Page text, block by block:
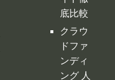
トラン
クラウ
ドファ
ンディ